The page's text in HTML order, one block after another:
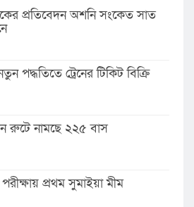
প্রতিবেদন অশনি সংকেত সাত
পদ্ধতিতে ট্রেনের টিকিট বিক্রি
রুটে নামছে ২২৫ বাস
প্রথম সুমাইয়া মীম